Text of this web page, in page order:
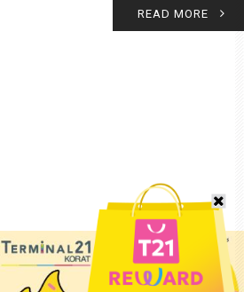
READ MORE